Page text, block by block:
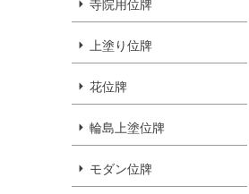
寺院用位牌
上塗り位牌
花位牌
輪島上塗位牌
モダン位牌